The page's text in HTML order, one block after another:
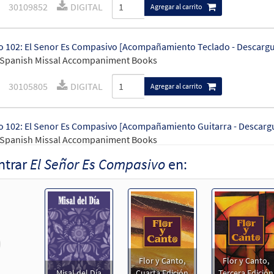
30109852 DIGITAL Agregar al carrito
102: El Senor Es Compasivo [Acompañamiento Teclado -
Missal Accompaniment Books
30105805 DIGITAL Agregar al carrito
102: El Senor Es Compasivo [Acompañamiento Guitarra -
Missal Accompaniment Books
30105806 DIGITAL Agregar al carrito
102: El Señor Es Compasivo [Letra y Acordes – Descargue]
DIGITAL Agregar al carrito
El Señor Es Compasivoen:
Flor y Canto,
Flor y Canto,